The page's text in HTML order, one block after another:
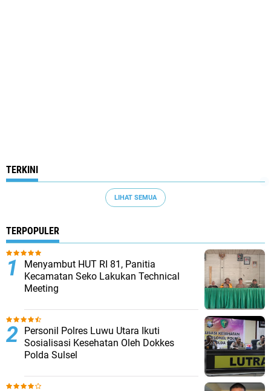
TERKINI
LIHAT SEMUA
TERPOPULER
Menyambut HUT RI 81, Panitia
Kecamatan Seko Lakukan Technical
Meeting
Personil Polres Luwu Utara Ikuti
Sosialisasi Kesehatan Oleh Dokkes
Polda Sulsel